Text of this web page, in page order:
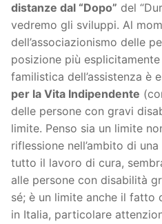
distanze dal “Dopo” del
vedremo gli sviluppi. Al
dell’associazionismo delle
posizione più
familistica dell’assistenza è
per la Vita Indipendente
delle persone con gravi
limite. Penso sia un limite
riflessione nell’ambito di
tutto il lavoro di cura,
alle persone con disabilità
sé; è un limite anche il fatto
in Italia, particolare